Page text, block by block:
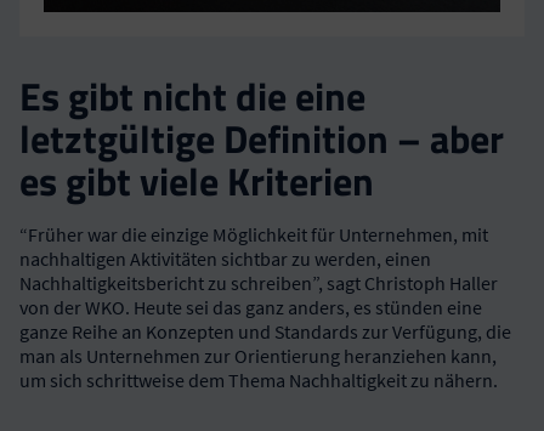
Es gibt nicht die eine
letztgültige Definition – aber
es gibt viele Kriterien
“Früher war die einzige Möglichkeit für Unternehmen, mit
nachhaltigen Aktivitäten sichtbar zu werden, einen
Nachhaltigkeitsbericht zu schreiben”, sagt Christoph Haller
von der WKO. Heute sei das ganz anders, es stünden eine
ganze Reihe an Konzepten und Standards zur Verfügung, die
man als Unternehmen zur Orientierung heranziehen kann,
um sich schrittweise dem Thema Nachhaltigkeit zu nähern.